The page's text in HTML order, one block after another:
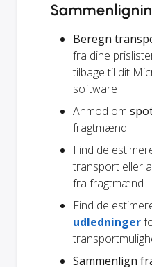
Beregn
fra dine
tilbage til dit
software
Anmod om
fragtmænd
Find de
transport eller
fra fragtmænd
Find de
udledninger
Sammenlign